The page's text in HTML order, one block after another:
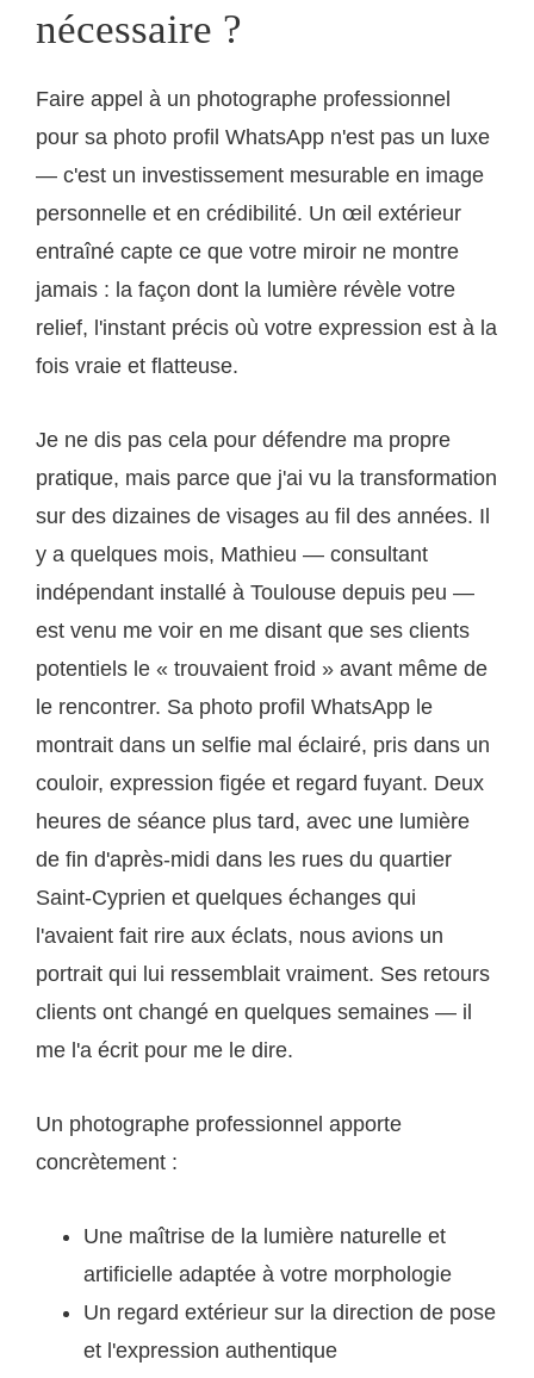
nécessaire ?
Faire appel à un photographe professionnel
pour sa photo profil WhatsApp n'est pas un luxe
— c'est un investissement mesurable en image
personnelle et en crédibilité. Un œil extérieur
entraîné capte ce que votre miroir ne montre
jamais : la façon dont la lumière révèle votre
relief, l'instant précis où votre expression est à la
fois vraie et flatteuse.
Je ne dis pas cela pour défendre ma propre
pratique, mais parce que j'ai vu la transformation
sur des dizaines de visages au fil des années. Il
y a quelques mois, Mathieu — consultant
indépendant installé à Toulouse depuis peu —
est venu me voir en me disant que ses clients
potentiels le « trouvaient froid » avant même de
le rencontrer. Sa photo profil WhatsApp le
montrait dans un selfie mal éclairé, pris dans un
couloir, expression figée et regard fuyant. Deux
heures de séance plus tard, avec une lumière
de fin d'après-midi dans les rues du quartier
Saint-Cyprien et quelques échanges qui
l'avaient fait rire aux éclats, nous avions un
portrait qui lui ressemblait vraiment. Ses retours
clients ont changé en quelques semaines — il
me l'a écrit pour me le dire.
Un photographe professionnel apporte
concrètement :
Une maîtrise de la lumière naturelle et
artificielle adaptée à votre morphologie
Un regard extérieur sur la direction de pose
et l'expression authentique